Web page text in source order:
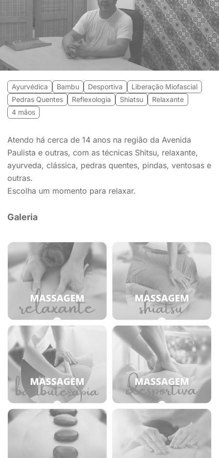
Ayurvédica Bambu Desportiva
Liberação Miofascial
Pedras Quentes
Reflexologia Shiatsu
Relaxante
4 mãos
Atendo há cerca de 14 anos na região da Avenida
Paulista e outras, com as técnicas Shitsu, relaxante,
ayurveda, clássica, pedras quentes, pindas, ventosas e
outras.
Escolha um momento para relaxar.
Galeria